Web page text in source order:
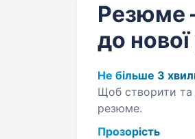
Резюме
до
Не більше 3
Щоб створити та
резюме.
Прозорість